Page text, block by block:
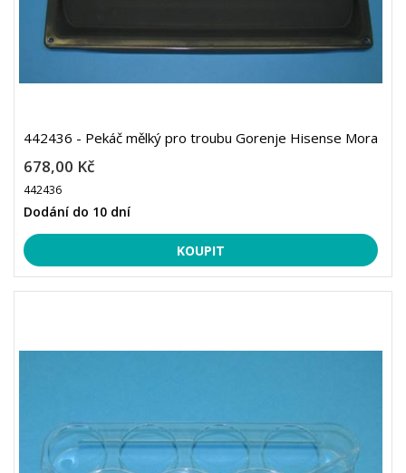
442436 - Pekáč mělký pro troubu Gorenje Hisense Mora
678,00 Kč
442436
Dodání do 10 dní